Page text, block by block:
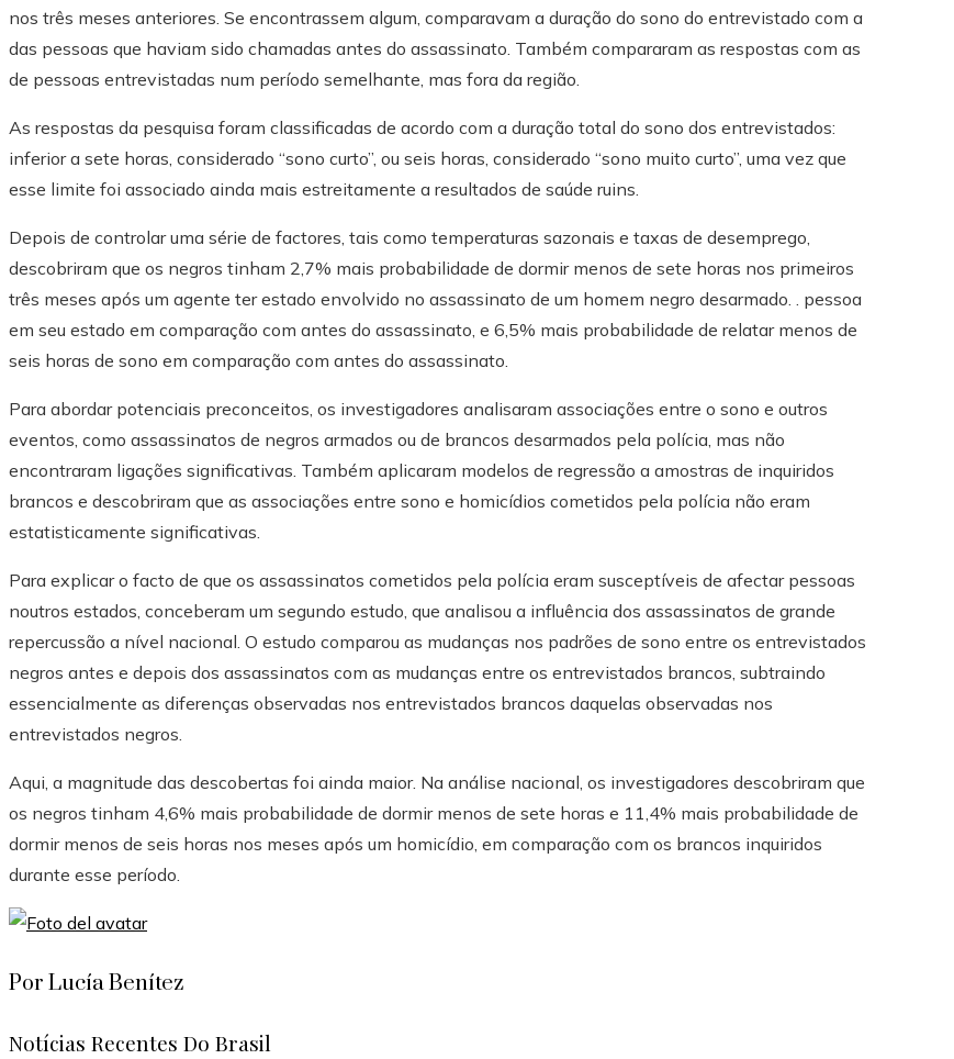
nos três meses anteriores. Se encontrassem algum, comparavam a duração do sono do entrevistado com a
das pessoas que haviam sido chamadas antes do assassinato. Também compararam as respostas com as
de pessoas entrevistadas num período semelhante, mas fora da região.
As respostas da pesquisa foram classificadas de acordo com a duração total do sono dos entrevistados:
inferior a sete horas, considerado “sono curto”, ou seis horas, considerado “sono muito curto”, uma vez que
esse limite foi associado ainda mais estreitamente a resultados de saúde ruins.
Depois de controlar uma série de factores, tais como temperaturas sazonais e taxas de desemprego,
descobriram que os negros tinham 2,7% mais probabilidade de dormir menos de sete horas nos primeiros
três meses após um agente ter estado envolvido no assassinato de um homem negro desarmado. . pessoa
em seu estado em comparação com antes do assassinato, e 6,5% mais probabilidade de relatar menos de
seis horas de sono em comparação com antes do assassinato.
Para abordar potenciais preconceitos, os investigadores analisaram associações entre o sono e outros
eventos, como assassinatos de negros armados ou de brancos desarmados pela polícia, mas não
encontraram ligações significativas. Também aplicaram modelos de regressão a amostras de inquiridos
brancos e descobriram que as associações entre sono e homicídios cometidos pela polícia não eram
estatisticamente significativas.
Para explicar o facto de que os assassinatos cometidos pela polícia eram susceptíveis de afectar pessoas
noutros estados, conceberam um segundo estudo, que analisou a influência dos assassinatos de grande
repercussão a nível nacional. O estudo comparou as mudanças nos padrões de sono entre os entrevistados
negros antes e depois dos assassinatos com as mudanças entre os entrevistados brancos, subtraindo
essencialmente as diferenças observadas nos entrevistados brancos daquelas observadas nos
entrevistados negros.
Aqui, a magnitude das descobertas foi ainda maior. Na análise nacional, os investigadores descobriram que
os negros tinham 4,6% mais probabilidade de dormir menos de sete horas e 11,4% mais probabilidade de
dormir menos de seis horas nos meses após um homicídio, em comparação com os brancos inquiridos
durante esse período.
Por Lucía Benítez
Notícias Recentes Do Brasil